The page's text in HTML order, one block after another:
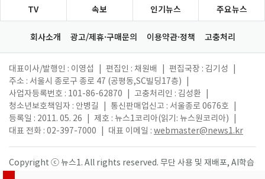
TV 속보 인기뉴스 주요뉴스
회사소개 광고/제휴·구매문의 이용약관·정책 고충처리
대표이사/발행인 : 이영섭 편집인 : 채원배 편집국장 : 김기성
주소 : 서울시 종로구 종로 47 (공평동,SC빌딩17층)
사업자등록번호 : 101-86-62870
고충처리인 : 김성환
청소년보호책임자 : 안병길
통신판매업신고 : 서울종로 0676호
등록일 : 2011. 05. 26
제호 : 뉴스1코리아(읽기: 뉴스원코리아)
대표 전화 : 02-397-7000
대표 이메일 : webmaster@news1.kr
Copyright ⓒ 뉴스1. All rights reserved. 무단 사용 및 재배포, AI학습